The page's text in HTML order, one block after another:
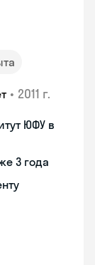
• 2011 г.
ЮФУ в
3 года